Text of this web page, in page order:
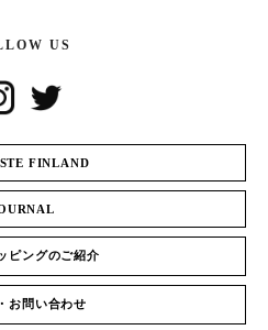
US
FINLAND
ピングのご紹介
お問い合わせ